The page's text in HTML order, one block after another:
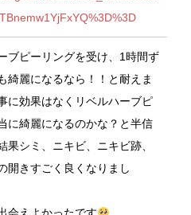
ブピーリングを受け、1時間ず
綺麗になるなら！！と耐えま
に効果はなくリベルハーブピ
に綺麗になるのかな？と半信
果シミ、ニキビ、ニキビ跡、
開きすごく良くなりまし